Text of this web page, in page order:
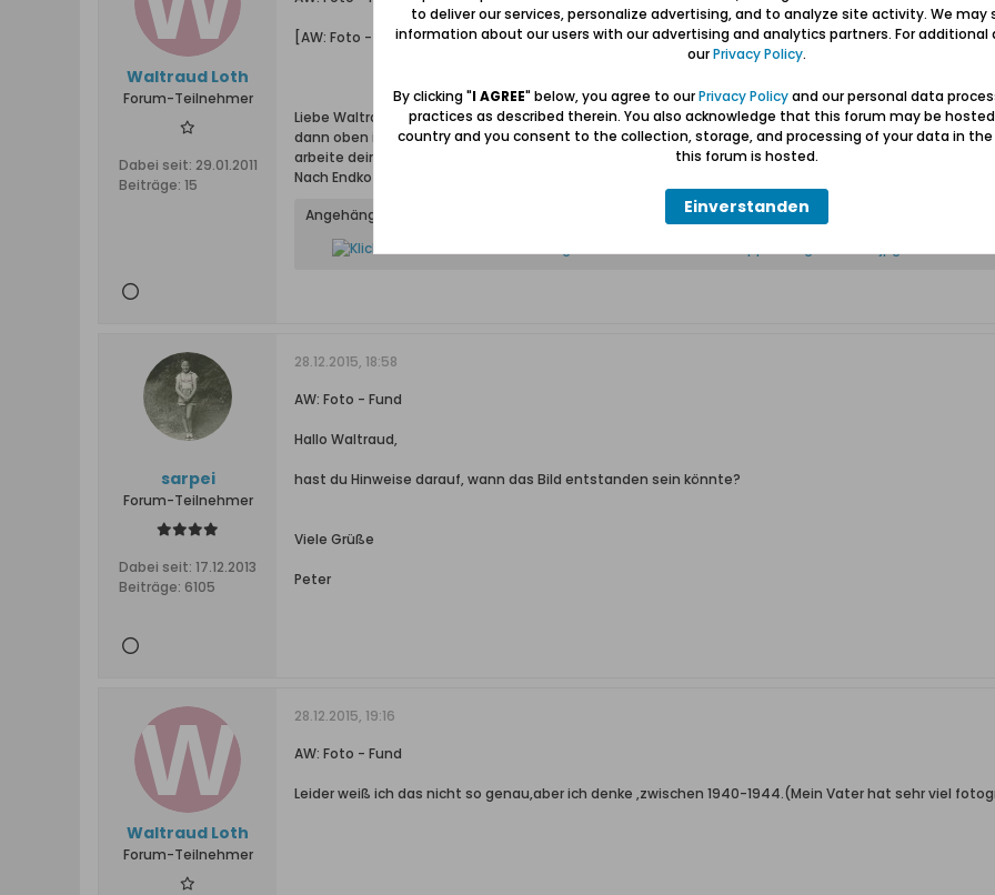
Waltraud Loth
Forum-Teilnehmer
Dabei seit: 29.01.2011
Beiträge: 15
[AW: Foto - Fund
Liebe Waltraud, rechts unterhalb des Schreibfeldes klicke bitte auf <Erweitert>,
dann oben in der neuen Symbolleiste auf das Symbol mit der Briefklammer,
arbeite dein gewünschtes Bild ein und gehe auf <hochladen>.
Nach Endkotrolle mit <Vorschau> schicke deinen Beitrag ab mit <Antworten>.
Angehängte Dateien
sarpei
Forum-Teilnehmer
Dabei seit: 17.12.2013
Beiträge: 6105
28.12.2015, 18:58
AW: Foto - Fund
Hallo Waltraud,
hast du Hinweise darauf, wann das Bild entstanden sein könnte?
Viele Grüße
Peter
Waltraud Loth
Forum-Teilnehmer
28.12.2015, 19:16
AW: Foto - Fund
Leider weiß ich das nicht so genau,aber ich denke ,zwischen 1940-1944.(Mein Vater hat sehr viel
to deliver our services, personalize advertising, and to analyze site activity. We may
information about our users with our advertising and analytics partners. For additional
ourPrivacy Policy.
By clicking "I AGREE" below, you agree to ourPrivacy Policyand our personal data
practices as described therein. You also acknowledge that this forum may be
country and you consent to the collection, storage, and processing of your data in
this forum is hosted.
Einverstanden